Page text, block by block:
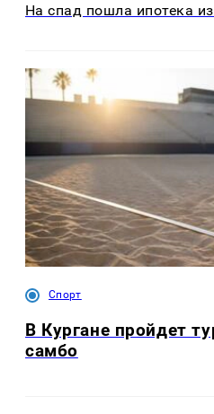
На спад пошла ипотека
Спорт
В Кургане пройдет
самбо